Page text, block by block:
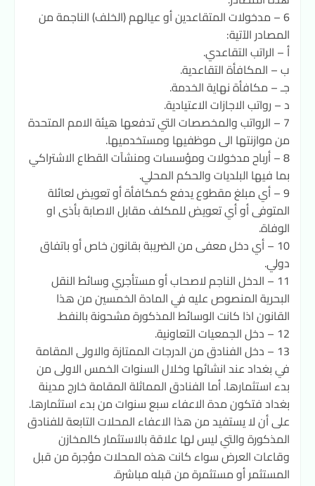
6 – مدخولات المتقاعدين أو عيالهم (الخلف) الناجمة من
المصادر الآتية:
أ – الراتب التقاعدي.
ب – المكافأة التقاعدية.
جـ – مكافأة نهاية الخدمة.
د – رواتب الاجازات الاعتيادية.
7 – الرواتب والمخصصات التي تدفعها هيئة الامم المتحدة
من موازنتها الى موظفيها ومستخدميها.
8 – أرباح مدخولات ومؤسسات ومنشآت القطاع الاشتراكي
بما فيها البلديات والحكم المحلي.
9 – أي مبلغ مقطوع يدفع كمكافأة أو تعويض لعائلة
المتوفى أو أي تعويض للمكلف مقابل الاصابة بأذى او
الوفاة.
10 – أي دخل معفى من الضريبة بقانون خاص أو باتفاق
دولي.
11 – الدخل الناجم لاصحاب أو مستأجري وسائط النقل
البحرية المنصوص عليه في المادة الخمسين من هذا
القانون اذا كانت الوسائط المذكورة مشحونة بالنفط.
12 – دخل الجمعيات التعاونية.
13 – دخل الفنادق من الدرجات الممتازة والاولى المقامة
في بغداد عند انشائها وخلال السنوات الخمس الاولى من
بدء استثمارها. أما الفنادق المماثلة المقامة خارج مدينة
بغداد فتكون مدة الاعفاء سبع سنوات من بدء استثمارها.
على أن لا يستفيد من هذا الاعفاء المحلات التابعة للفنادق
المذكورة والتي ليس لها علاقة بالاستثمار كالمخازن
وقاعات العرض سواء كانت هذه المحلات مؤجرة من قبل
المستثمر أو مستثمرة من قبله مباشرة.